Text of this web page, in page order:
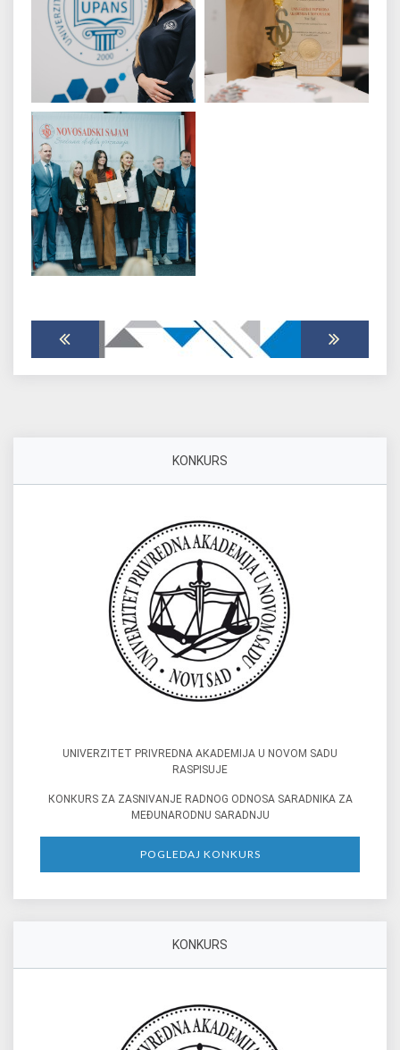
KONKURS
UNIVERZITET PRIVREDNA AКADEMIJA U NOVOM SADU
RASPISUJE
КONКURS ZA ZASNIVANJE RADNOG ODNOSA SARADNIKA ZA
MEĐUNARODNU SARADNJU
POGLEDAJ KONKURS
KONKURS